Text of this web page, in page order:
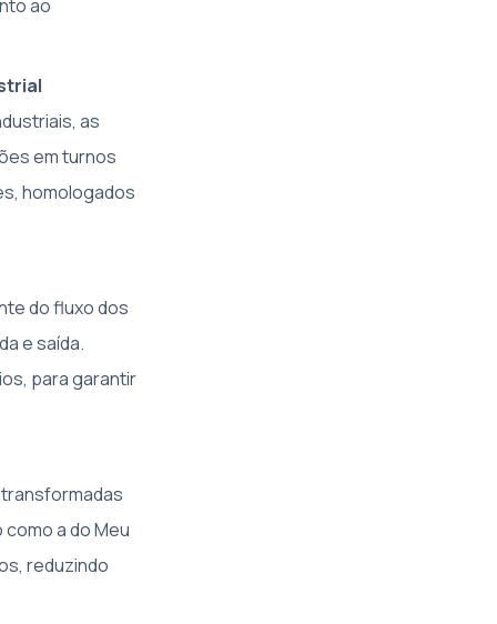
ao
as
em turnos
homologados
do fluxo dos
e saída.
para garantir
a do Meu
reduzindo